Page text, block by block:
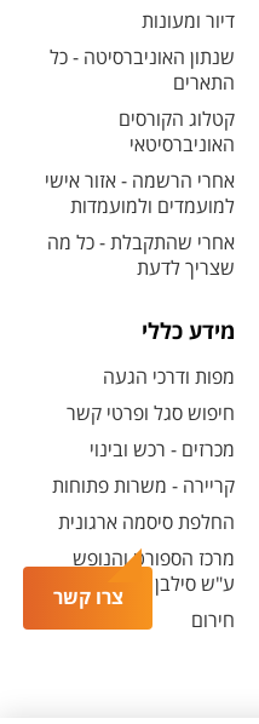
צרו קשר
דיור ומעונות
שנתון האוניברסיטה - כל
התארים
קטלוג הקורסים
האוניברסיטאי
אחרי הרשמה - אזור אישי
למועמדים ולמועמדות
אחרי שהתקבלת - כל מה
שצריך לדעת
מידע כללי
מפות ודרכי הגעה
חיפוש סגל ופרטי קשר
מכרזים - רכש ובינוי
קריירה - משרות פתוחות
החלפת סיסמה ארגונית
מרכז הספורט והנופש
ע"ש סילבן אדמס
חירום